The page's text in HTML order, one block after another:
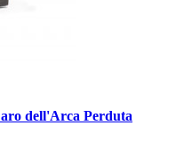
dell'Arca Perduta